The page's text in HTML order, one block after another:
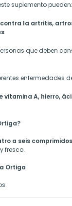
suplemento pueden:
la artritis,
que deben
enfermedades
vitamina A, hierro,
a seis
fresco.
Ortiga